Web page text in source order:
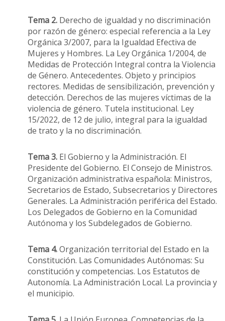
Tema 2. Derecho de igualdad y no discriminación
por razón de género: especial referencia a la Ley
Orgánica 3/2007, para la Igualdad Efectiva de
Mujeres y Hombres. La Ley Orgánica 1/2004, de
Medidas de Protección Integral contra la Violencia
de Género. Antecedentes. Objeto y principios
rectores. Medidas de sensibilización, prevención y
detección. Derechos de las mujeres víctimas de la
violencia de género. Tutela institucional. Ley
15/2022, de 12 de julio, integral para la igualdad
de trato y la no discriminación.
Tema 3. El Gobierno y la Administración. El
Presidente del Gobierno. El Consejo de Ministros.
Organización administrativa española: Ministros,
Secretarios de Estado, Subsecretarios y Directores
Generales. La Administración periférica del Estado.
Los Delegados de Gobierno en la Comunidad
Autónoma y los Subdelegados de Gobierno.
Tema 4.Organización territorial del Estado en la
Constitución. Las Comunidades Autónomas: Su
constitución y competencias. Los Estatutos de
Autonomía. La Administración Local. La provincia y
el municipio.